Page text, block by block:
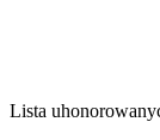
Lista